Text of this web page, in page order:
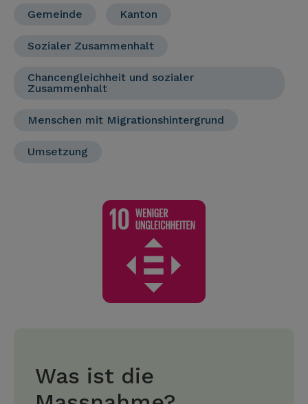
Gemeinde Kanton
Sozialer Zusammenhalt
Chancengleichheit und sozialer
Zusammenhalt
Menschen mit Migrationshintergrund
Umsetzung
Was ist die